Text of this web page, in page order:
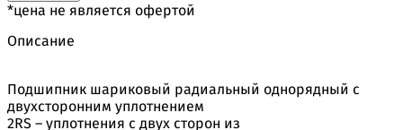
*цена не является офертой
Описание
Подшипник шариковый радиальный однорядный с
двухсторонним уплотнением
2RS – уплотнения с двух сторон из